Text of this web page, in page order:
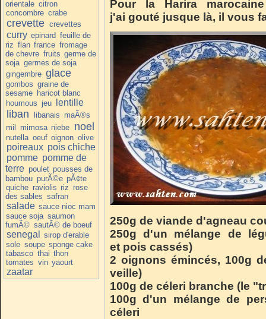
orientale citron
concombre crabe
crevette crevettes
curry epinard feuille de
riz flan france fromage
de chevre fruits germe de
soja germes de soja
gingembre glace
gombos graine de
sesame haricot blanc
houmous jeu lentille
liban libanais maÃ®s
mil mimosa niebe noel
nutella oeuf oignon olive
poireaux pois chiche
pomme pomme de
terre poulet pousses de
bambou purÃ©e pÃ¢te
quiche raviolis riz rose
des sables safran
salade sauce nioc mam
sauce soja saumon
fumÃ© sautÃ© de boeuf
senegal
sirop d'erable
sole soupe sponge cake
tabasco thai thon
tomates vin yaourt
zaatar
Pour la Harira
j'ai gouté jusque là, il vous
250g de viande d'agneau
250g d'un mélange de
et pois cassés)
2 oignons émincés, 100g
veille)
100g de céleri branche (le
100g d'un mélange de
céleri